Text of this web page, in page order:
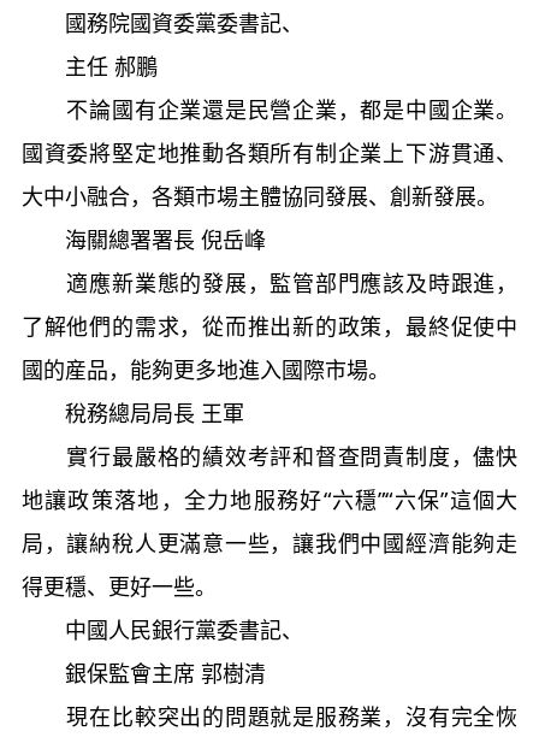
國務院國資委黨委書記、
主任 郝鵬
不論國有企業還是民營企業，都是中國企業。
國資委將堅定地推動各類所有制企業上下游貫通、
大中小融合，各類市場主體協同發展、創新發展。
海關總署署長 倪岳峰
適應新業態的發展，監管部門應該及時跟進，
了解他們的需求，從而推出新的政策，最終促使中
國的産品，能夠更多地進入國際市場。
稅務總局局長 王軍
實行最嚴格的績效考評和督查問責制度，儘快
地讓政策落地，全力地服務好“六穩”“六保”這個大
局，讓納稅人更滿意一些，讓我們中國經濟能夠走
得更穩、更好一些。
中國人民銀行黨委書記、
銀保監會主席 郭樹清
現在比較突出的問題就是服務業，沒有完全恢